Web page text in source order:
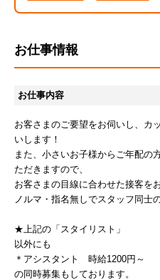
お仕事情報
お仕事内容
お客さまのご要望をお伺いし、カ
いします！
また、小さいお子様からご年配の
ただきますので、
お客さまの目線に合わせた接客を
ノルマ・指名無しでスタッフ同士
★上記の「スタイリスト」
以外にも
＊アシスタント 時給1200円～
の同時募集もしております。